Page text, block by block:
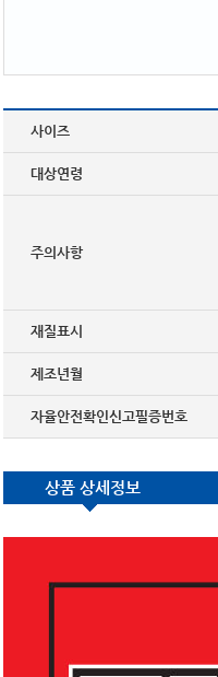
사이즈
대상연령
주의사항
재질표시
제조년월
자율안전확인신고필증번호
상품 상세정보